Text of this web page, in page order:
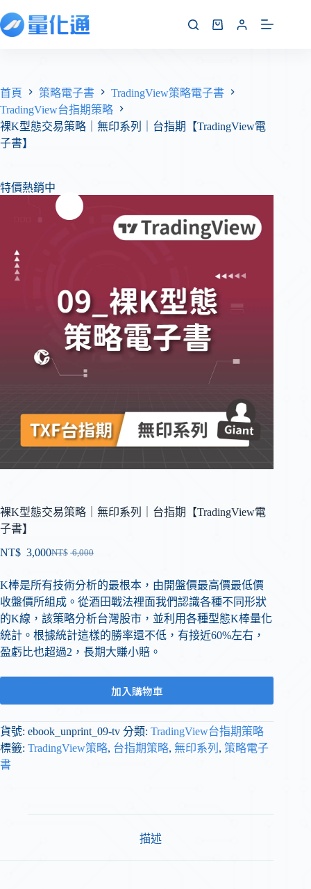
首頁 策略電子書
TradingView策略電子書
TradingView台指期策略
裸K型態交易策略｜無印系列｜台指期【TradingView電
子書】
特價熱銷中
裸K型態交易策略｜無印系列｜台指期【TradingView電
子書】
NT$ 6,000
NT$ 3,000
K棒是所有技術分析的最根本，由開盤價最高價最低價
收盤價所組成。從酒田戰法裡面我們認識各種不同形狀
的K線，該策略分析台灣股市，並利用各種型態K棒量化
統計。根據統計這樣的勝率還不低，有接近60%左右，
盈虧比也超過2，長期大賺小賠。
加入購物車
貨號: ebook_unprint_09-tv 分類: TradingView台指期策略
標籤: TradingView策略, 台指期策略, 無印系列 , 策略電子
書
描述